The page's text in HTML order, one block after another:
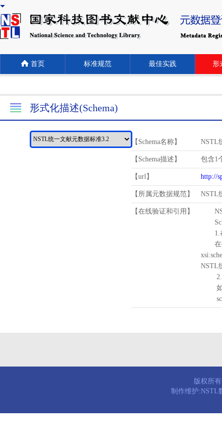
首页 标准规范 最佳实践 形
形式化描述(Schema)
【Schema名称】 NSTL
【Schema描述】 包含1
【url】 http://
【所属元数据规范】 NSTL
【在线验证和引用】
1.
在待
NSTL
2.
如需
版权所
制作维护:NSTL